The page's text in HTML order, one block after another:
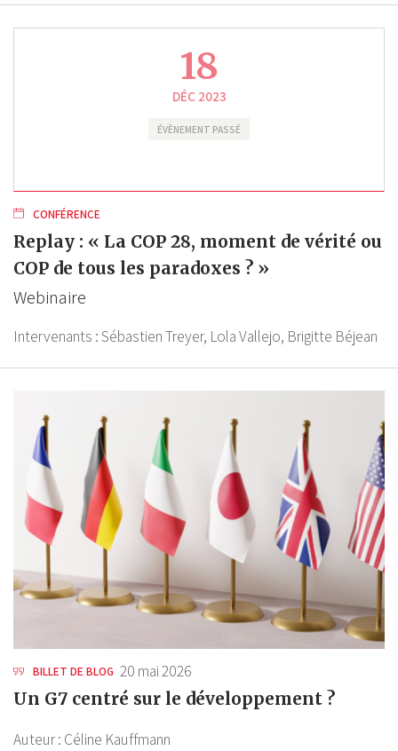
18
DÉC 2023
ÉVÈNEMENT PASSÉ
CONFÉRENCE
Replay : « La COP 28, moment de vérité ou
COP de tous les paradoxes ? »
Webinaire
Intervenants :Sébastien Treyer, Lola Vallejo, Brigitte Béjean
BILLET DE BLOG 20 mai 2026
Un G7 centré sur le développement ?
Auteur : Céline Kauffmann